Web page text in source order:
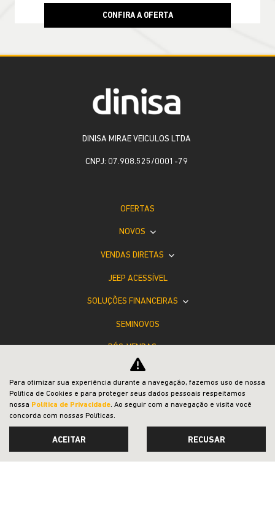
CONFIRA A OFERTA
DINISA MIRAE VEICULOS LTDA
CNPJ: 07.908.525/0001-79
OFERTAS
NOVOS
VENDAS DIRETAS
JEEP ACESSÍVEL
SOLUÇÕES FINANCEIRAS
SEMINOVOS
PÓS-VENDAS
INSTITUCIONAL
COMPARATIVO
Para otimizar sua experiência durante a navegação, fazemos uso de nossa
Política de Cookies e para proteger seus dados pessoais respeitamos
nossa Política de Privacidade. Ao seguir com a navegação e visita você
concorda com nossas Políticas.
ACEITAR RECUSAR